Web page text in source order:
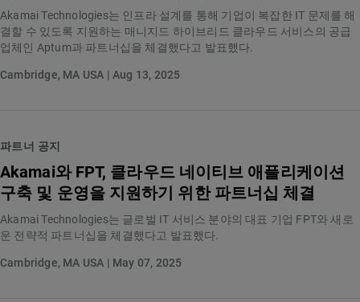
Akamai Technologies는 인프라 설계를 통해 기업이 복잡한 IT 문제를 해
결할 수 있도록 지원하는 매니지드 하이브리드 클라우드 서비스의 공급
업체인 Aptum과 파트너십을 체결했다고 발표했다.
Cambridge, MA USA | Aug 13, 2025
파트너 공지
Akamai와 FPT, 클라우드 네이티브 애플리케이션
구축 및 운영을 지원하기 위한 파트너십 체결
Akamai Technologies는 글로벌 IT 서비스 분야의 대표 기업 FPT와 새로
운 전략적 파트너십을 체결했다고 발표했다.
Cambridge, MA USA | May 07, 2025